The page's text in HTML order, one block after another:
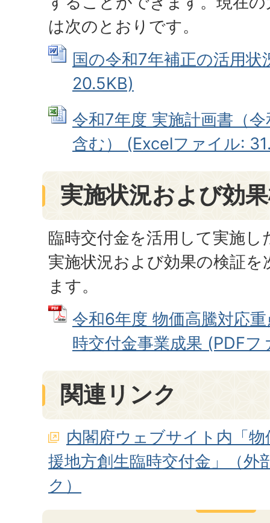
は次のとおりです。
国の令和7年補正の活用
20.5KB)
令和7年度 実施計画書（
含む） (Excelファイル:
実施状況および効
臨時交付金を活用して実施
実施状況および効果の検証
ます。
令和6年度 物価高騰対応
時交付金事業成果 (PDFフ
関連リンク
内閣府ウェブサイト内「
援地方創生臨時交付金」（外
ク）